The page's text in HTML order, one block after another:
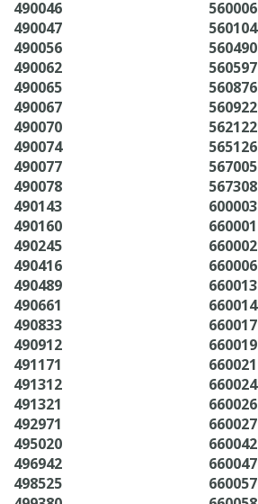
490046
490047
490056
490062
490065
490067
490070
490074
490077
490078
490143
490160
490245
490416
490489
490661
490833
490912
491171
491312
491321
492971
495020
496942
498525
560006
560104
560490
560597
560876
560922
562122
565126
567005
567308
600003
660001
660002
660006
660013
660014
660017
660019
660021
660024
660026
660027
660042
660047
660057